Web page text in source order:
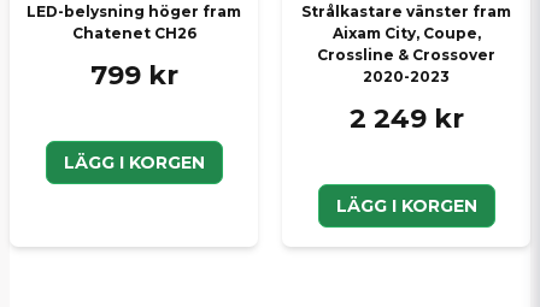
LED-belysning höger fram
Chatenet CH26
799 kr
LÄGG I KORGEN
Strålkastare vänster fram
Aixam City, Coupe,
Crossline & Crossover
2020-2023
2 249 kr
LÄGG I KORGEN